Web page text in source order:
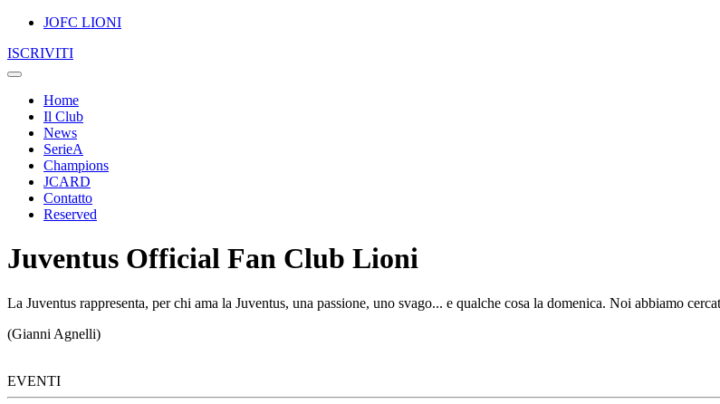
JOFC LIONI
ISCRIVITI
Home
Il Club
News
SerieA
Champions
JCARD
Contatto
Reserved
Juventus Official Fan Club Lioni
La Juventus rappresenta, per chi ama la Juventus, una passione, uno svago... e qualche cosa la domenica. Noi abbiamo
(Gianni Agnelli)
EVENTI